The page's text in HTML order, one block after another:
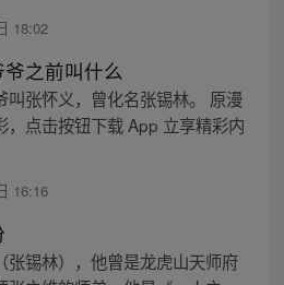
18:02
之前叫什么
张怀义，曾化名张锡林。 原漫
，点击按钮下载 App 立享精彩内
16:16
张锡林），他曾是龙虎山天师府